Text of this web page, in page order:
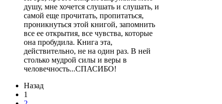
душу, мне хочется слушать и слушать, и
самой еще прочитать, пропитаться,
проникнуться этой книгой, запомнить
все ее открытия, все чувства, которые
она пробудила. Книга эта,
действительно, не на один раз. В ней
столько мудрой силы и веры в
человечность...СПАСИБО!
Назад
1